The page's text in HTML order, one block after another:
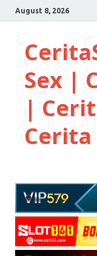
August 8, 2026
Sex |
|
Cerita